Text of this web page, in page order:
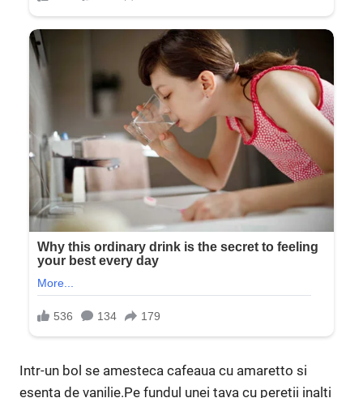
Intr-un bol se amesteca cafeaua cu amaretto si
esenta de vanilie.Pe fundul unei tava cu peretii inalti